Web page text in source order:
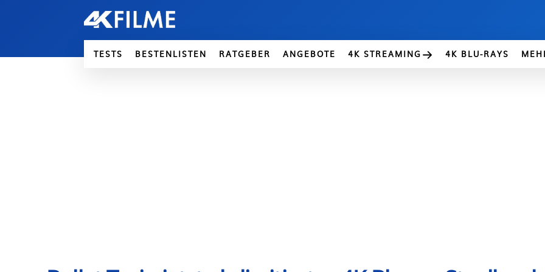
TESTS BESTENLISTEN RATGEBER ANGEBOTE 4K STREAMING 4K BLU-RAYS